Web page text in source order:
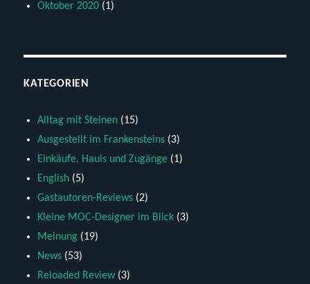
Oktober 2020 (1)
KATEGORIEN
Alltag mit Steinen (15)
Ausgestellt im Frankensteins (3)
Einkäufe, Hauls und Zugänge (1)
English (5)
Gastautoren-Reviews (2)
Kleine MOC-Designer im Blick (3)
Meinung (19)
News (53)
Reloaded Review (3)